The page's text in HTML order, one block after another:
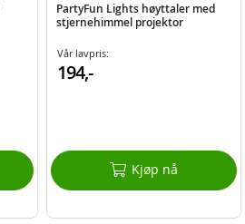
PartyFun Lights høyttaler med
stjernehimmel projektor
Vår lavpris:
194,-
Kjøp nå